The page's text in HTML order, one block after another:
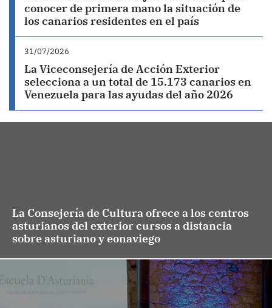
conocer de primera mano la situación de
los canarios residentes en el país
31/07/2026
La Viceconsejería de Acción Exterior
selecciona a un total de 15.173 canarios en
Venezuela para las ayudas del año 2026
La Consejería de Cultura ofrece a los centros
asturianos del exterior cursos a distancia
sobre asturiano y eonaviego